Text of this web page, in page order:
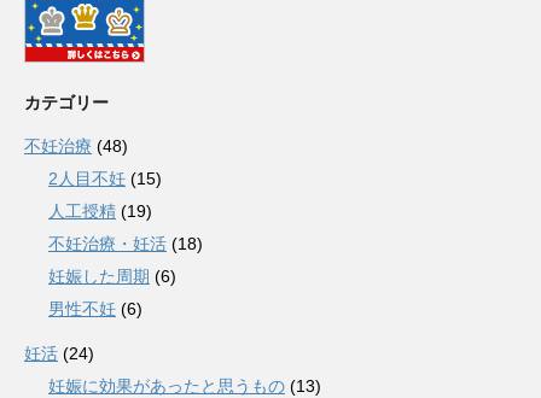
カテゴリー
不妊治療 (48)
2人目不妊 (15)
人工授精 (19)
不妊治療・妊活 (18)
妊娠した周期 (6)
男性不妊 (6)
妊活 (24)
妊娠に効果があったと思うもの (13)